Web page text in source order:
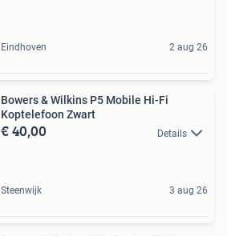
Eindhoven 2 aug 26
Bowers & Wilkins P5 Mobile Hi-Fi
Koptelefoon Zwart
€ 40,00 Details
Steenwijk 3 aug 26